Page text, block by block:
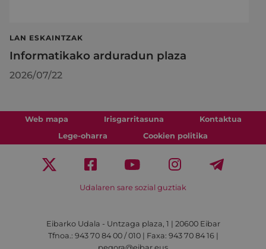
LAN ESKAINTZAK
Informatikako arduradun plaza
2026/07/22
Web mapa Irisgarritasuna
Kontaktua
Lege-oharra
Cookien politika
Udalaren sare sozial guztiak
Eibarko Udala - Untzaga plaza, 1 | 20600 Eibar
Tfnoa.: 943 70 84 00 / 010 | Faxa: 943 70 84 16 |